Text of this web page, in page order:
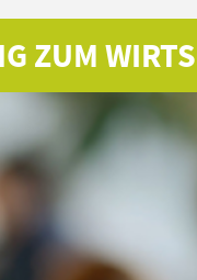
ZUM